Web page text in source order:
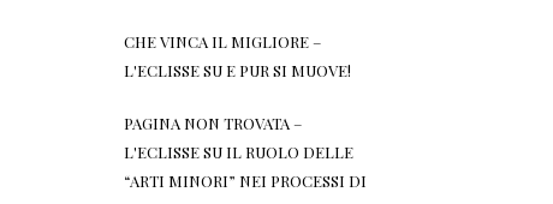
CHE VINCA IL MIGLIORE –
L'ECLISSESU E PUR SI MUOVE!
PAGINA NON TROVATA –
L'ECLISSESU IL RUOLO DELLE
“ARTI MINORI” NEI PROCESSI DI